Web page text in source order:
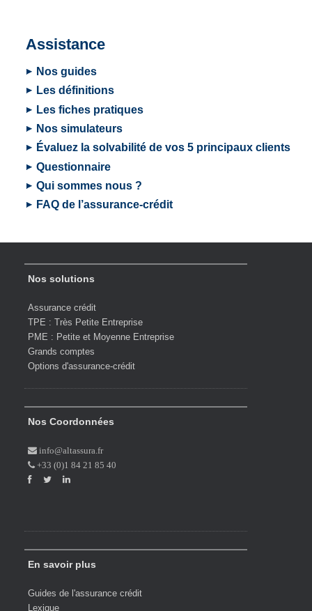
Assistance
Nos guides
Les définitions
Les fiches pratiques
Nos simulateurs
Évaluez la solvabilité de vos 5 principaux clients
Questionnaire
Qui sommes nous ?
FAQ de l’assurance-crédit
Nos solutions
Assurance crédit
TPE : Très Petite Entreprise
PME : Petite et Moyenne Entreprise
Grands comptes
Options d'assurance-crédit
Nos Coordonnées
info@altassura.fr
+33 (0)1 84 21 85 40
En savoir plus
Guides de l'assurance crédit
Lexique